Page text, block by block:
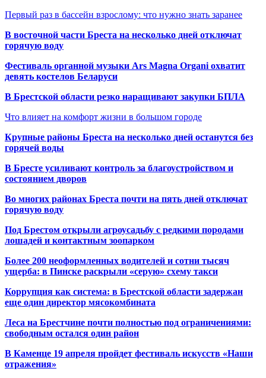
Первый раз в бассейн взрослому: что нужно знать заранее
В восточной части Бреста на несколько дней отключат
горячую воду
Фестиваль органной музыки Ars Magna Organi охватит
девять костелов Беларуси
В Брестской области резко наращивают закупки БПЛА
Что влияет на комфорт жизни в большом городе
Крупные районы Бреста на несколько дней останутся без
горячей воды
В Бресте усиливают контроль за благоустройством и
состоянием дворов
Во многих районах Бреста почти на пять дней отключат
горячую воду
Под Брестом открыли агроусадьбу с редкими породами
лошадей и контактным зоопарком
Более 200 неоформленных водителей и сотни тысяч
ущерба: в Пинске раскрыли «серую» схему такси
Коррупция как система: в Брестской области задержан
еще один директор мясокомбината
Леса на Брестчине почти полностью под ограничениями:
свободным остался один район
В Каменце 19 апреля пройдет фестиваль искусств «Наши
отражения»